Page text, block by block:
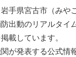
手県宮古市（みや
出動のリアルタイ
載しています。
が発表する公式情